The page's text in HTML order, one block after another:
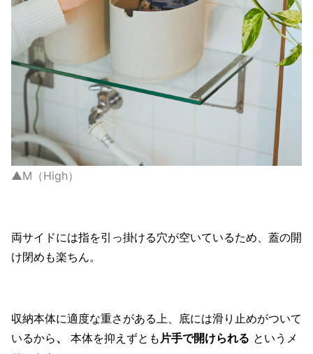
▲M（High）
両サイドには指を引っ掛ける穴が空いているため、蓋の開
け閉めも楽ちん。
収納本体に適度な重さがある上、底には滑り止めがついて
いるから、 本体を抑えずとも 片手で開けられる というメ